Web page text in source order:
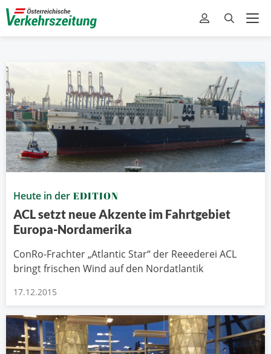
Heute in der EDITION
ACL setzt neue Akzente im Fahrtgebiet
Europa-Nordamerika
ConRo-Frachter „Atlantic Star“ der Reeederei ACL
bringt frischen Wind auf den Nordatlantik
17.12.2015